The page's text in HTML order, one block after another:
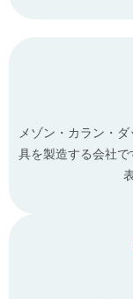
メゾン・カラン・
具を製造する会社